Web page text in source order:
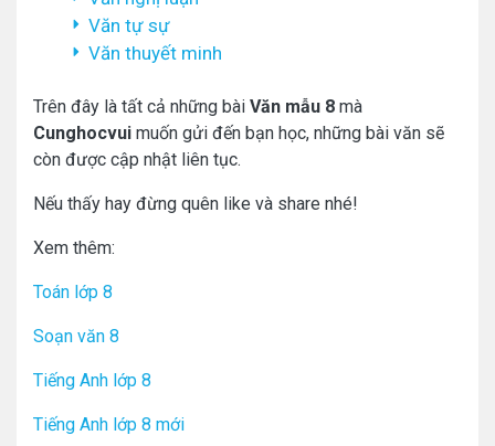
Văn tự sự
Văn thuyết minh
Trên đây là tất cả những bài Văn mẫu 8 mà
Cunghocvui muốn gửi đến bạn học, những bài văn sẽ
còn được cập nhật liên tục.
Nếu thấy hay đừng quên like và share nhé!
Xem thêm:
Toán lớp 8
Soạn văn 8
Tiếng Anh lớp 8
Tiếng Anh lớp 8 mới